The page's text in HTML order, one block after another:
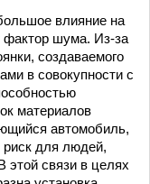
влияние на
фактор шума. Из-за
создаваемого
в совокупности с
материалов
автомобиль,
риск для людей,
этой связи в целях